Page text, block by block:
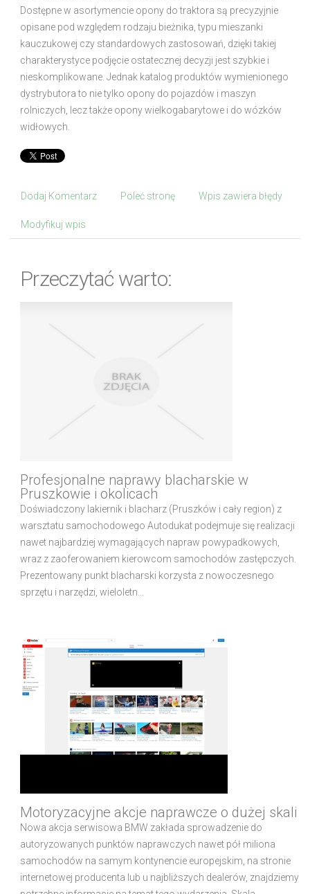
Dostępne w asortymencie opony do traktora są precyzyjnie
opisane pod względem rodzaju bieżnika, typu mieszanki
kauczukowej czy standardowych zastosowań, dzięki takiej
charakterystyce podjęcie ostatecznej decyzji jest szybkie i
nieskomplikowane. Jednak katalog produktów wymienionego
dystrybutora to nie tylko opony do pojazdów i maszyn
rolniczych, lecz także opony wielkogabarytowe i do wózków
widłowych.
Dodaj Komentarz Poleć stronę Wpis zawiera błędy
Modyfikuj wpis
Przeczytać warto:
Profesjonalne naprawy blacharskie w
Pruszkowie i okolicach
Doświadczony lakiernik i blacharz (Pruszków i cały region) z
warsztatu samochodowego Autodukat podejmuje się realizacji
nawet najbardziej wymagających napraw powypadkowych,
wraz z zaoferowaniem kierowcom samochodów zastępczych.
Prezentowany punkt blacharski korzysta z nowoczesnego
sprzętu i narzędzi, wieloletn...
Motoryzacyjne akcje naprawcze o dużej skali
Nowa akcja serwisowa BMW zakłada sprowadzenie do
autoryzowanych punktów naprawczych nawet pół miliona
samochodów na samym kontynencie europejskim, na stronie
internetowej producenta lub u najbliższych dealerów, znajdziemy